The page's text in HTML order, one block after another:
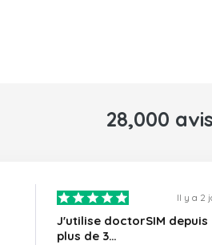
28,000
Il y a 2
J'utilise doctorSIM depuis
plus de 3…